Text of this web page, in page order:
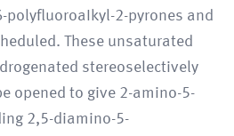
polyfluoroaIkyl-2-pyrones and
These unsaturated
stereoselectively
opened to give 2-amino-5-
2,5-diamino-5-